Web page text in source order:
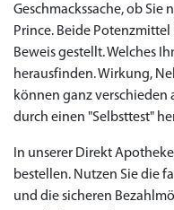
Geschmackssache, ob Sie
Prince. Beide
Beweis gestellt. Welches
herausfinden. Wirkung,
können ganz
durch einen "Selbsttest"
In unserer Direkt
bestellen. Nutzen Sie die
und die sicheren